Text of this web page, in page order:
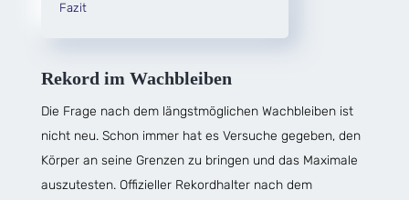
Fazit
Rekord im Wachbleiben
Die Frage nach dem längstmöglichen Wachbleiben ist
nicht neu. Schon immer hat es Versuche gegeben, den
Körper an seine Grenzen zu bringen und das Maximale
auszutesten. Offizieller Rekordhalter nach dem